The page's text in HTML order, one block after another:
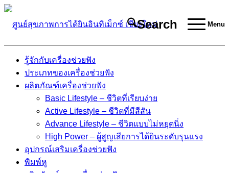
Search Menu
รู้จักกับเครื่องช่วยฟัง
ประเภทของเครื่องช่วยฟัง
ผลิตภัณฑ์เครื่องช่วยฟัง
Basic Lifestyle – ชีวิตที่เรียบง่าย
Active Lifestyle – ชีวิตที่มีสีสัน
Advance Lifestyle – ชีวิตแบบไม่หยุดนิ่ง
High Power – ผู้สูญเสียการได้ยินระดับรุนแรง
อุปกรณ์เสริมเครื่องช่วยฟัง
พิมพ์หู